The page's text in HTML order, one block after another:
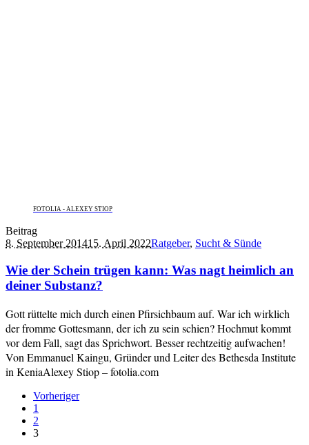
FOTOLIA - ALEXEY STIOP
Beitrag
8. September 201415. April 2022Ratgeber, Sucht & Sünde
Wie der Schein trügen kann: Was nagt heimlich an
deiner Substanz?
Gott rüttelte mich durch einen Pfirsichbaum auf. War ich wirklich
der fromme Gottesmann, der ich zu sein schien? Hochmut kommt
vor dem Fall, sagt das Sprichwort. Besser rechtzeitig aufwachen!
Von Emmanuel Kaingu, Gründer und Leiter des Bethesda Institute
in KeniaAlexey Stiop – fotolia.com
Vorheriger
1
2
3